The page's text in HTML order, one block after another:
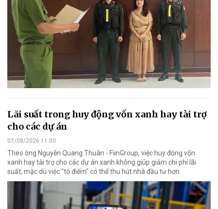
Lãi suất trong huy động vốn xanh hay tài trợ
cho các dự án
07/08/2026 11:00
Theo ông Nguyễn Quang Thuân - FiinGroup, việc huy động vốn
xanh hay tài trợ cho các dự án xanh không giúp giảm chi phí lãi
suất; mặc dù việc "tô điểm" có thể thu hút nhà đầu tư hơn.